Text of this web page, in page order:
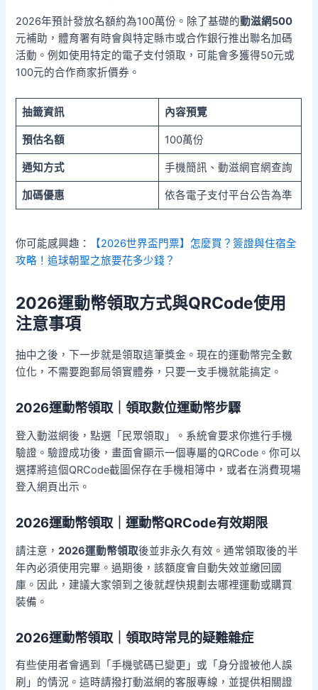
2026年預計發放名額約為100萬份。除了基礎的動滋網500
元補助，體育署有時會與特定縣市或合作銀行推出聯名加碼
活動。例如使用特定的電子支付領取，可能會多獲得50元或
100元的合作商家折價券。
抽籤資訊 內容預覽
預估名額 100萬份
通知方式 手機簡訊、動滋網官網查詢
加碼優惠 依各電子支付平台公告為準
你可能感興趣：
【2026世界盃門票】怎麼買？簽證與住宿全
攻略！追球朝聖之旅要花多少錢？
2026運動幣領取方式與QRCode使用
注意事項
抽中之後，下一步就是領取這筆獎金。現在的運動幣完全數
位化，不需要跑郵局領實體券，只要一支手機就能搞定。
2026運動幣領取｜領取數位運動幣步驟
登入動滋網後，點選「民眾領取」。系統會要求你進行手機
驗證。驗證成功後，畫面會顯示一個專屬的QRCode。你可以
選擇將這個QRCode截圖保存在手機相簿中，或者在消費現場
登入網頁出示。
2026運動幣領取｜運動幣QRCode有效期限
請注意，2026運動幣領取後並非永久有效。通常領取後的半
年內必須使用完畢。過期後，該額度會自動失效並繳回國
庫。因此，建議大家領到之後就趕快規劃去哪裡運動或購買
裝備。
2026運動幣領取｜領取時常見的疑難雜症
有些使用者會遇到「手機號碼已變更」或「身分證被他人誤
刷」的情況。這時請撥打動滋網的客服專線，並提供相關證